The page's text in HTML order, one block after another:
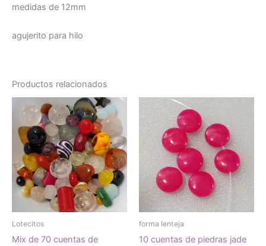
medidas de 12mm
agujerito para hilo
Productos relacionados
Lotecitos
Mix de 70 cuentas de
forma lenteja
10 cuentas de piedras jade